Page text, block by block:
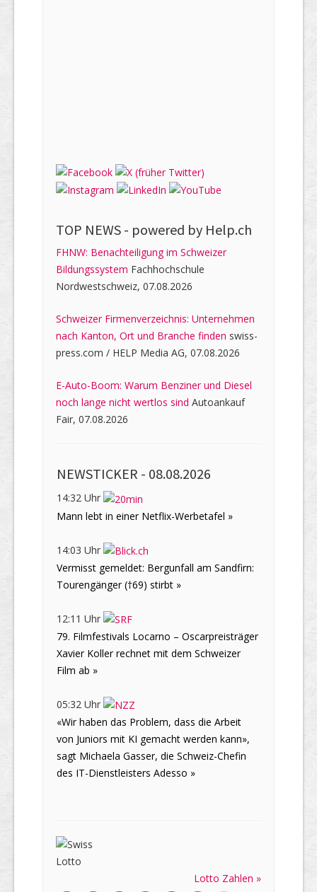
TOP NEWS - powered by Help.ch
FHNW: Benachteiligung im Schweizer
Bildungssystem Fachhochschule
Nordwestschweiz, 07.08.2026
Schweizer Firmenverzeichnis: Unternehmen
nach Kanton, Ort und Branche finden swiss-
press.com / HELP Media AG, 07.08.2026
E-Auto-Boom: Warum Benziner und Diesel
noch lange nicht wertlos sind Autoankauf
Fair, 07.08.2026
NEWSTICKER - 08.08.2026
14:32 Uhr
Mann lebt in einer Netflix-Werbetafel »
14:03 Uhr
Vermisst gemeldet: Bergunfall am Sandfirn:
Tourengänger (†69) stirbt »
12:11 Uhr
79. Filmfestivals Locarno – Oscarpreisträger
Xavier Koller rechnet mit dem Schweizer
Film ab »
05:32 Uhr
«Wir haben das Problem, dass die Arbeit
von Juniors mit KI gemacht werden kann»,
sagt Michaela Gasser, die Schweiz-Chefin
des IT-Dienstleisters Adesso »
Lotto Zahlen »